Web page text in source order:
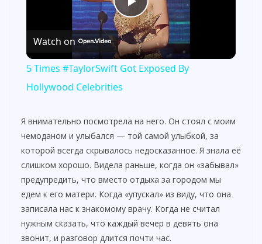
P
l
y
V
i
d
Watch on
5 Times #TaylorSwift Got Exposed By
Hollywood Celebrities
Я внимательно посмотрела на него. Он стоял с моим
чемоданом и улыбался — той самой улыбкой, за
которой всегда скрывалось недосказанное. Я знала её
слишком хорошо. Видела раньше, когда он «забывал»
предупредить, что вместо отдыха за городом мы
едем к его матери. Когда «упускал» из виду, что она
записала нас к знакомому врачу. Когда не считал
нужным сказать, что каждый вечер в девять она
звонит, и разговор длится почти час.